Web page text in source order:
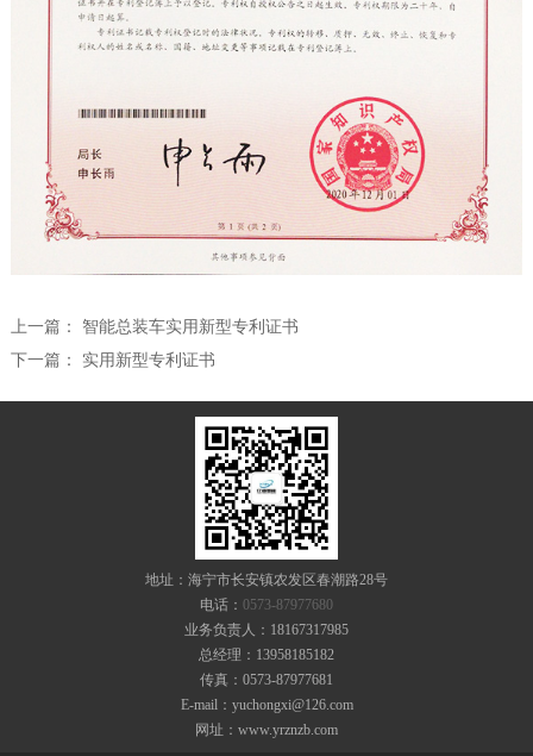
上一篇： 智能总装车实用新型专利证书
下一篇： 实用新型专利证书
地址：海宁市长安镇农发区春潮路28号
电话： 0573-87977680
业务负责人：18167317985
总经理：13958185182
传真：0573-87977681
E-mail：yuchongxi@126.com
网址：www.yrznzb.com